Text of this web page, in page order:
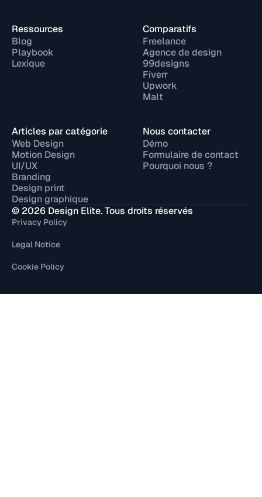
Ressources
Blog
Playbook
Lexique
Comparatifs
Freelance
Agence de design
99designs
Fiverr
Upwork
Malt
Articles par catégorie
Web Design
Motion Design
UI/UX
Branding
Design print
Design graphique
Nous contacter
Démo
Formulaire de contact
Pourquoi nous ?
© 2026 Design Elite. Tous droits réservés
Privacy Policy
Legal Notice
Cookie Policy